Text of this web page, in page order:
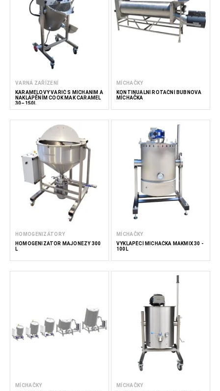
naše mixéry jsou navrženy tak, aby zefektivnily váš výrobní
proces, zvýšily kvalitu a zajistily konzistentní výsledky.
VARNÁ ZAŘÍZENÍ
KARAMELOVÝ VAŘIČ S MÍCHÁNÍM A
NAKLÁPĚNÍM COOK MAK CARAMEL
30–150L
MÍCHAČKY
KONTINUÁLNÍ ROTAČNÍ BUBNOVÁ
MÍCHAČKA
HOMOGENIZÁTORY
HOMOGENIZÁTOR MAJONÉZY 300
L
MÍCHAČKY
VYKLÁPĚCÍ MÍCHAČKA MAKMIX 30 -
100L
MÍCHAČKY
MÍCHAČKY